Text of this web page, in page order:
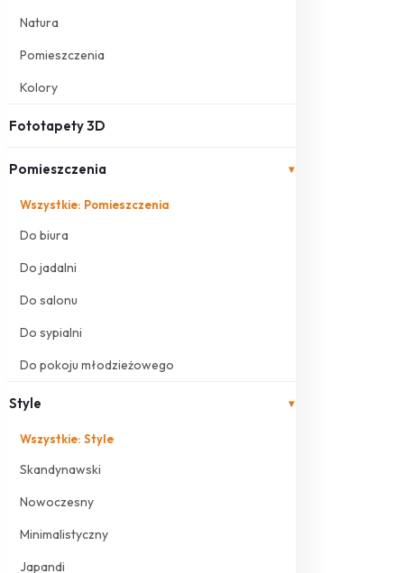
Natura
Pomieszczenia
Kolory
Fototapety 3D
Pomieszczenia ▾
Wszystkie: Pomieszczenia
Do biura
Do jadalni
Do salonu
Do sypialni
Do pokoju młodzieżowego
Style ▾
Wszystkie: Style
Skandynawski
Nowoczesny
Minimalistyczny
Japandi